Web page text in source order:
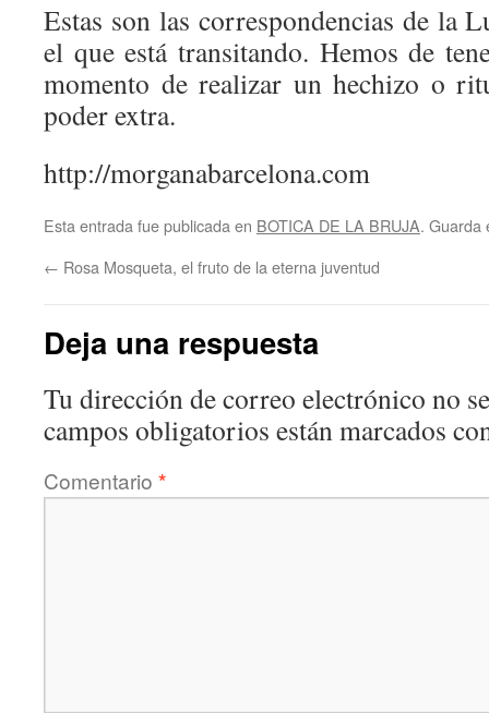
Estas son las correspondencias de la
el que está transitando. Hemos de
momento de realizar un hechizo o
poder extra.
http://morganabarcelona.com
Esta entrada fue publicada en BOTICA DE LA BRUJA. Guarda
← Rosa Mosqueta, el fruto de la eterna juventud
Deja una respuesta
Tu dirección de correo electrónico no
campos obligatorios están marcados
Comentario *